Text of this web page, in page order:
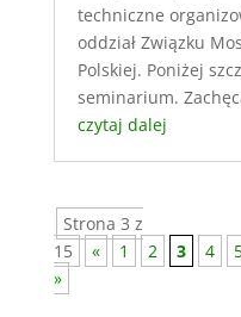
techniczne
oddział Związku
Polskiej. Poniżej
seminarium.
czytaj dalej
Strona 3 z
15
« 1 2 3 4
»